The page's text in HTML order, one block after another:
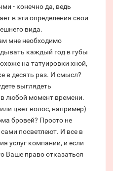
- конечно да, ведь
в эти определения свои
вида.
мне необходимо
каждый год в губы
на татуировки хной,
в десять раз. И смысл?
выглядеть
в любой момент времени.
цвет волос, например) -
бровей? Просто не
посветлеют. И все в
услуг компании, и если
Ваше право отказаться